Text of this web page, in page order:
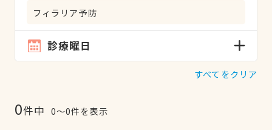
フィラリア予防
診療曜日
すべてをクリア
0件中 0〜0件を表示